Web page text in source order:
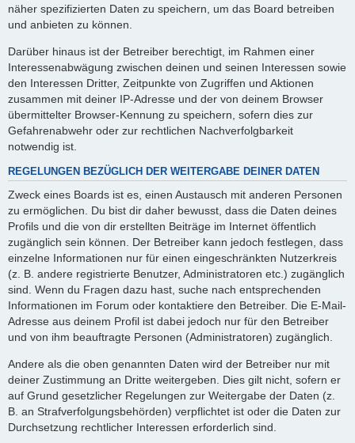
näher spezifizierten Daten zu speichern, um das Board betreiben
und anbieten zu können.
Darüber hinaus ist der Betreiber berechtigt, im Rahmen einer
Interessenabwägung zwischen deinen und seinen Interessen sowie
den Interessen Dritter, Zeitpunkte von Zugriffen und Aktionen
zusammen mit deiner IP-Adresse und der von deinem Browser
übermittelter Browser-Kennung zu speichern, sofern dies zur
Gefahrenabwehr oder zur rechtlichen Nachverfolgbarkeit
notwendig ist.
REGELUNGEN BEZÜGLICH DER WEITERGABE DEINER DATEN
Zweck eines Boards ist es, einen Austausch mit anderen Personen
zu ermöglichen. Du bist dir daher bewusst, dass die Daten deines
Profils und die von dir erstellten Beiträge im Internet öffentlich
zugänglich sein können. Der Betreiber kann jedoch festlegen, dass
einzelne Informationen nur für einen eingeschränkten Nutzerkreis
(z. B. andere registrierte Benutzer, Administratoren etc.) zugänglich
sind. Wenn du Fragen dazu hast, suche nach entsprechenden
Informationen im Forum oder kontaktiere den Betreiber. Die E-Mail-
Adresse aus deinem Profil ist dabei jedoch nur für den Betreiber
und von ihm beauftragte Personen (Administratoren) zugänglich.
Andere als die oben genannten Daten wird der Betreiber nur mit
deiner Zustimmung an Dritte weitergeben. Dies gilt nicht, sofern er
auf Grund gesetzlicher Regelungen zur Weitergabe der Daten (z.
B. an Strafverfolgungsbehörden) verpflichtet ist oder die Daten zur
Durchsetzung rechtlicher Interessen erforderlich sind.